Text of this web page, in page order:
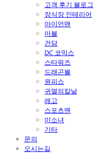
고객 후기 블로그
장식장 인테리어
아이언맨
마블
건담
DC 코믹스
스타워즈
드래곤볼
원피스
귀멸의칼날
레고
스포츠맨
미소녀
기타
문의
오시는길